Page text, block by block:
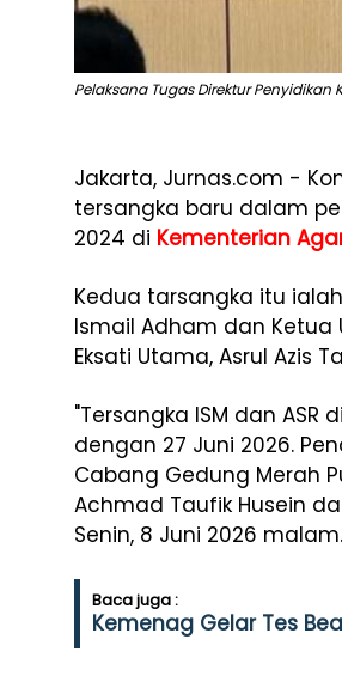
Pelaksana Tugas Direktur Penyidikan
Jakarta, Jurnas.com -
tersangka baru dalam
2024 di Kementerian
Kedua tarsangka itu
Ismail Adham dan Ketua
Eksati Utama, Asrul Azis
"Tersangka ISM dan
dengan 27 Juni 2026.
Cabang Gedung Merah
Achmad Taufik Husein
Senin, 8 Juni 2026 malam.
Baca juga :
Kemenag Gelar Tes